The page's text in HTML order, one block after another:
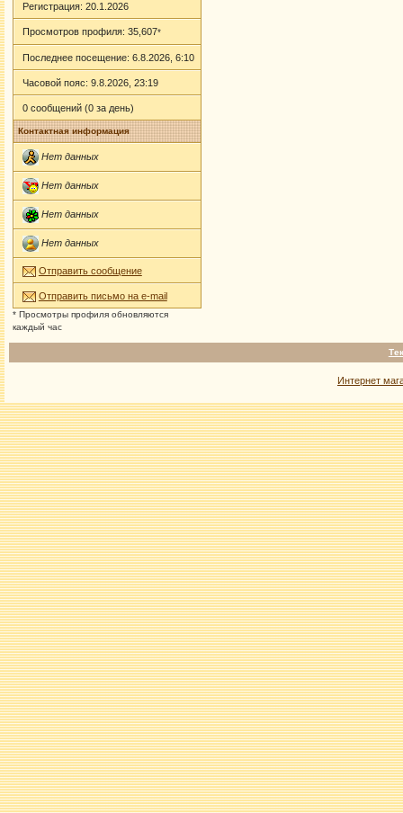
Регистрация: 20.1.2026
Просмотров профиля: 35,607*
Последнее посещение: 6.8.2026, 6:10
Часовой пояс: 9.8.2026, 23:19
0 сообщений (0 за день)
Контактная информация
Нет данных
Нет данных
Нет данных
Нет данных
Отправить сообщение
Отправить письмо на e-mail
* Просмотры профиля обновляются
каждый час
Интернет